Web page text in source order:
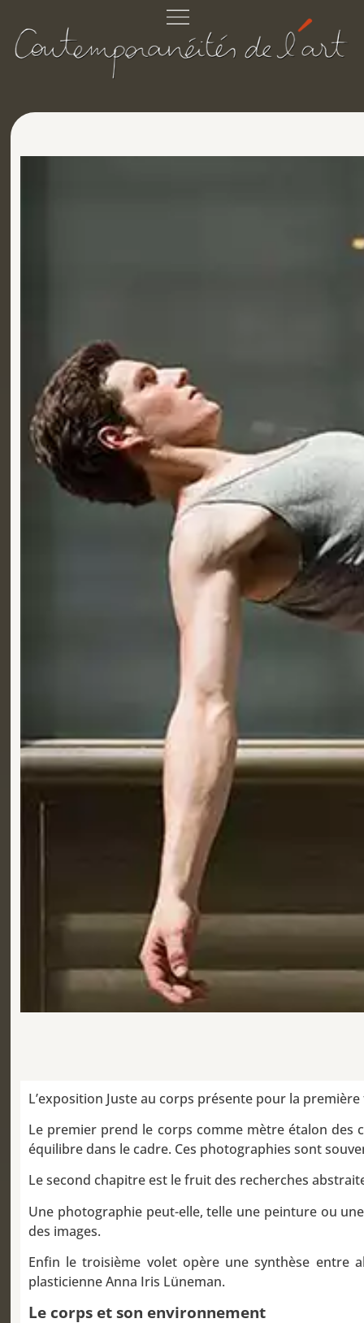
L’exposition Juste au corps présente pour la
Le premier prend le corps comme mètre étalon
équilibre dans le cadre. Ces photographies sont
Le second chapitre est le fruit des recherches
Une photographie peut-elle, telle une peinture ou
des images.
Enfin le troisième volet opère une synthèse entre
plasticienne Anna Iris Lüneman.
Le corps et son environnement